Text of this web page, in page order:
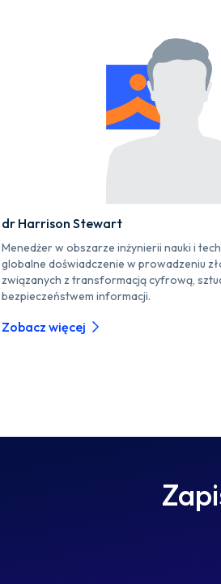
dr Harrison Stewart
Menedżer w obszarze inżynierii nauki i
globalne doświadczenie w prowadzeniu
związanych z transformacją cyfrową,
bezpieczeństwem informacji.
Zobacz więcej